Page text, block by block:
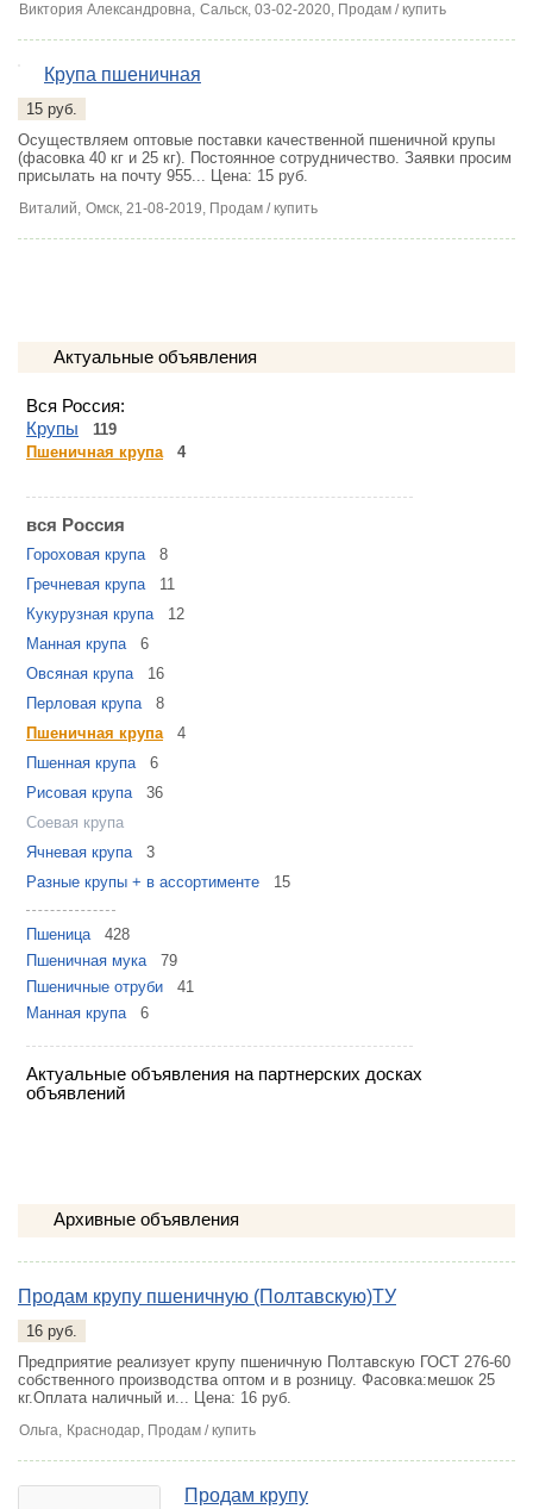
Виктория Александровна, Сальск, 03-02-2020, Продам / купить
Крупа пшеничная
15 руб.
Осуществляем оптовые поставки качественной пшеничной крупы
(фасовка 40 кг и 25 кг). Постоянное сотрудничество. Заявки просим
присылать на почту 955... Цена: 15 руб.
Виталий, Омск, 21-08-2019, Продам / купить
Актуальные объявления
Вся Россия:
Крупы
119
Пшеничная крупа
4
вся Россия
Гороховая крупа
8
Гречневая крупа
11
Кукурузная крупа
12
Манная крупа
6
Овсяная крупа
16
Перловая крупа
8
Пшеничная крупа
4
Пшенная крупа
6
Рисовая крупа
36
Соевая крупа
Ячневая крупа
3
Разные крупы + в ассортименте
15
Пшеница
428
Пшеничная мука
79
Пшеничные отруби
41
Манная крупа
6
Актуальные объявления на партнерских досках
объявлений
Архивные объявления
Продам крупу пшеничную (Полтавскую)ТУ
16 руб.
Предприятие реализует крупу пшеничную Полтавскую ГОСТ 276-60
собственного производства оптом и в розницу. Фасовка:мешок 25
кг.Оплата наличный и... Цена: 16 руб.
Ольга, Краснодар, Продам / купить
Продам крупу